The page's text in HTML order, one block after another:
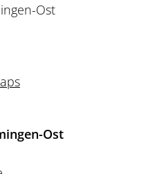
Ost
Ost